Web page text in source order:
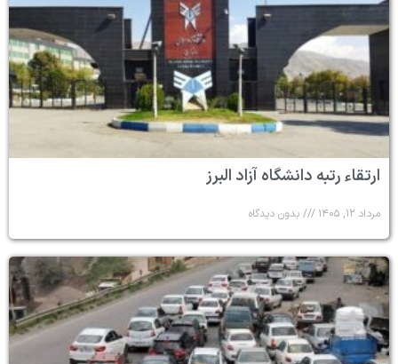
ارتقاء رتبه دانشگاه آزاد البرز
مرداد ۱۲, ۱۴۰۵ بدون دیدگاه